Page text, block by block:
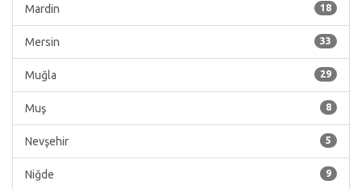
18
Mardin
33
Mersin
29
Muğla
8
Muş
5
Nevşehir
9
Niğde